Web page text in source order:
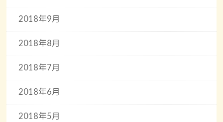
2018年9月
2018年8月
2018年7月
2018年6月
2018年5月